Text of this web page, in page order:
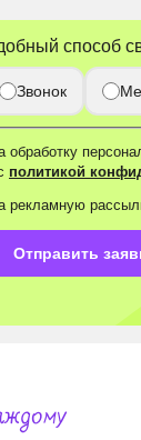
способ
Звонок
обработку
политикой
рекламную
Отправить